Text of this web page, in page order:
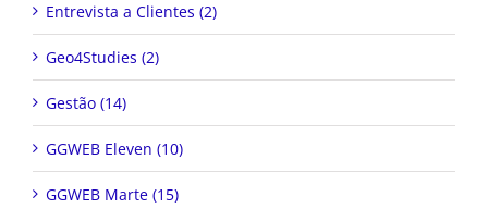
Entrevista a Clientes (2)
Geo4Studies (2)
Gestão (14)
GGWEB Eleven (10)
GGWEB Marte (15)